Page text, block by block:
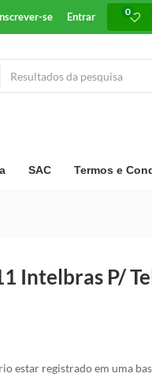
0
se Entrar
SAC Termos e
Intelbras P/
estar registrado em uma